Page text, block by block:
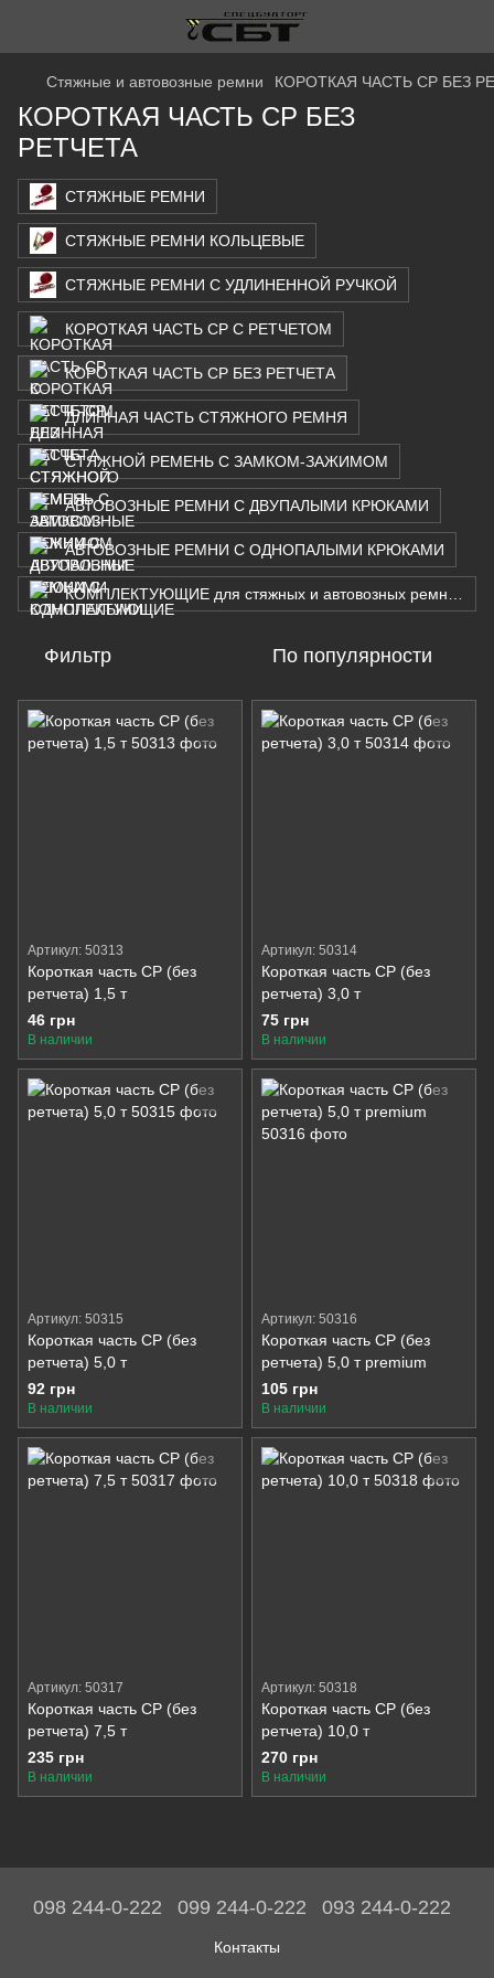
Стяжные и автовозные ремни КОРОТКАЯ ЧАСТЬ СР БЕЗ
КОРОТКАЯ ЧАСТЬ СР БЕЗ
РЕТЧЕТА
СТЯЖНЫЕ РЕМНИ
СТЯЖНЫЕ РЕМНИ КОЛЬЦЕВЫЕ
СТЯЖНЫЕ РЕМНИ С УДЛИНЕННОЙ РУЧКОЙ
КОРОТКАЯ ЧАСТЬ СР С РЕТЧЕТОМ
КОРОТКАЯ ЧАСТЬ СР БЕЗ РЕТЧЕТА
ДЛИННАЯ ЧАСТЬ СТЯЖНОГО РЕМНЯ
СТЯЖНОЙ РЕМЕНЬ С ЗАМКОМ-ЗАЖИМОМ
АВТОВОЗНЫЕ РЕМНИ С ДВУПАЛЫМИ КРЮКАМИ
АВТОВОЗНЫЕ РЕМНИ С ОДНОПАЛЫМИ КРЮКАМИ
Фильтр По популярности
Артикул: 50313
Короткая часть СР (без
ретчета) 1,5 т
46 грн
В наличии
Артикул: 50314
Короткая часть СР (без
ретчета) 3,0 т
75 грн
В наличии
Артикул: 50315
Короткая часть СР (без
ретчета) 5,0 т
92 грн
В наличии
Артикул: 50316
Короткая часть СР (без
ретчета) 5,0 т premium
105 грн
В наличии
Артикул: 50317
Короткая часть СР (без
ретчета) 7,5 т
235 грн
В наличии
Артикул: 50318
Короткая часть СР (без
ретчета) 10,0 т
270 грн
В наличии
098 244-0-222 099 244-0-222 093 244-0-222
Контакты